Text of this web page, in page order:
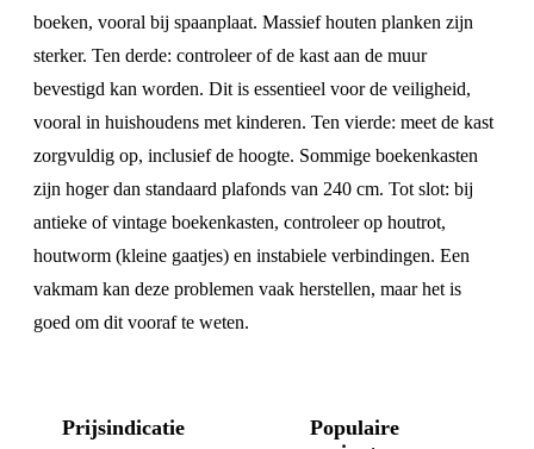
boeken, vooral bij spaanplaat. Massief houten planken zijn
sterker. Ten derde: controleer of de kast aan de muur
bevestigd kan worden. Dit is essentieel voor de veiligheid,
vooral in huishoudens met kinderen. Ten vierde: meet de kast
zorgvuldig op, inclusief de hoogte. Sommige boekenkasten
zijn hoger dan standaard plafonds van 240 cm. Tot slot: bij
antieke of vintage boekenkasten, controleer op houtrot,
houtworm (kleine gaatjes) en instabiele verbindingen. Een
vakmam kan deze problemen vaak herstellen, maar het is
goed om dit vooraf te weten.
Prijsindicatie
Populaire